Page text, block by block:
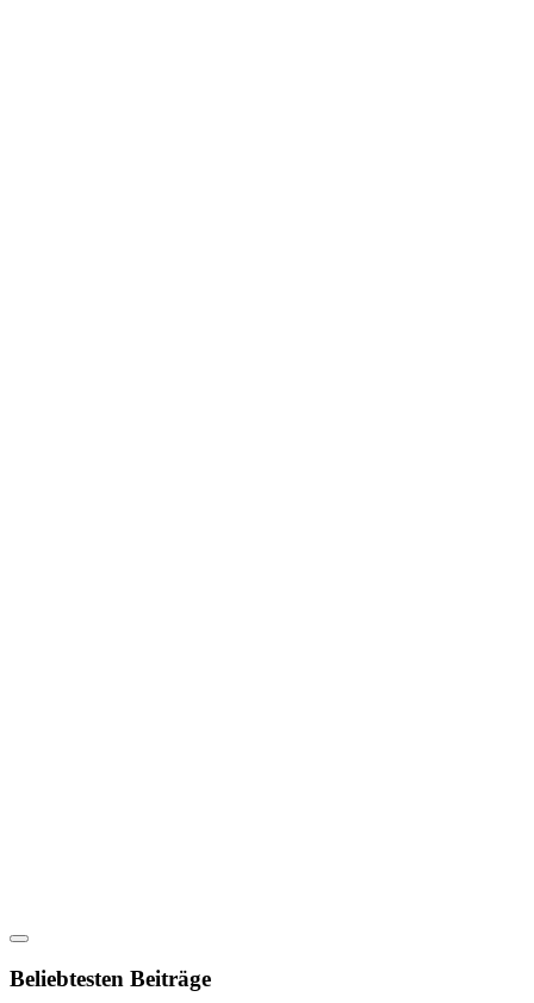
Beliebtesten Beiträge